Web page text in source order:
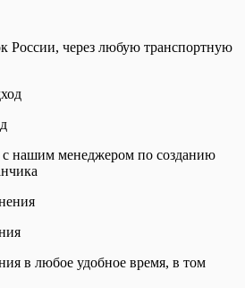
России, через любую транспортную
с нашим менеджером по созданию
в любое удобное время, в том